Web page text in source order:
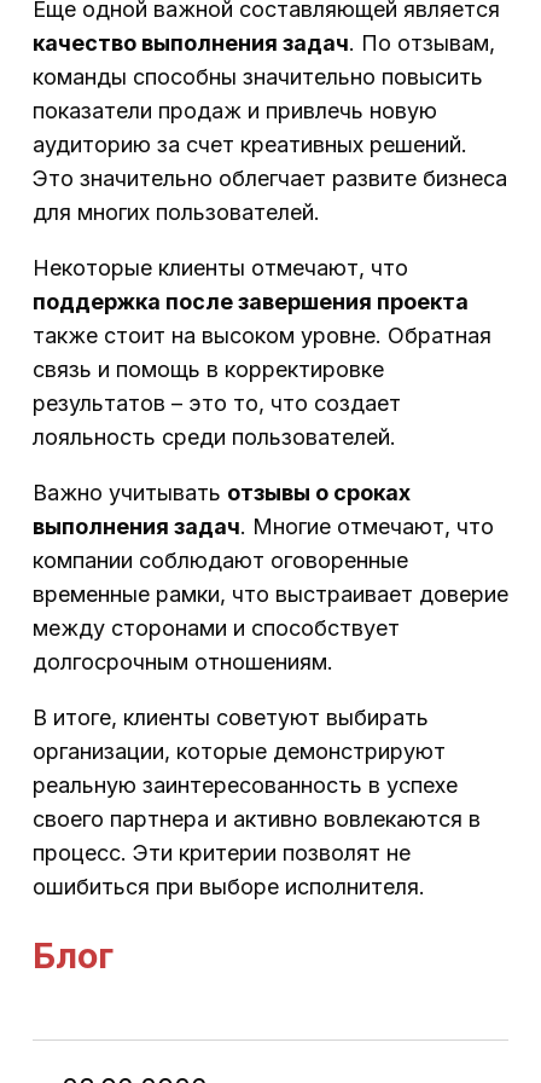
Еще одной важной составляющей является
качество выполнения задач. По отзывам,
команды способны значительно повысить
показатели продаж и привлечь новую
аудиторию за счет креативных решений.
Это значительно облегчает развите бизнеса
для многих пользователей.
Некоторые клиенты отмечают, что
поддержка после завершения проекта
также стоит на высоком уровне. Обратная
связь и помощь в корректировке
результатов – это то, что создает
лояльность среди пользователей.
Важно учитывать отзывы о сроках
выполнения задач. Многие отмечают, что
компании соблюдают оговоренные
временные рамки, что выстраивает доверие
между сторонами и способствует
долгосрочным отношениям.
В итоге, клиенты советуют выбирать
организации, которые демонстрируют
реальную заинтересованность в успехе
своего партнера и активно вовлекаются в
процесс. Эти критерии позволят не
ошибиться при выборе исполнителя.
Блог